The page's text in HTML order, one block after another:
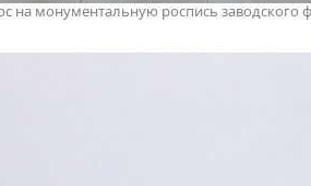
монументальную роспись заводского